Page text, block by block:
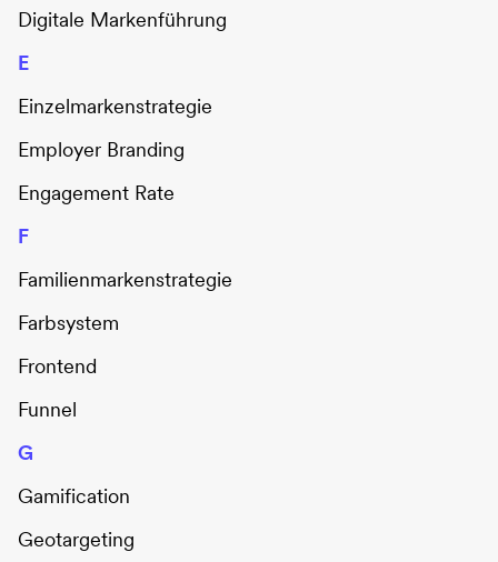
Digitale Markenführung
E
Einzelmarkenstrategie
Employer Branding
Engagement Rate
F
Familienmarkenstrategie
Farbsystem
Frontend
Funnel
G
Gamification
Geotargeting